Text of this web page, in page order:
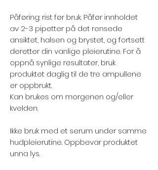
Påføring: rist før bruk. Påfør innholdet
av 2-3 pipetter på det rensede
ansiktet, halsen og brystet, og fortsett
deretter din vanlige pleierutine. For å
oppnå synlige resultater, bruk
produktet daglig til de tre ampullene
er oppbrukt. ⁠
Kan brukes om morgenen og/eller
kvelden. ⁠
Ikke bruk med et serum under samme
hudpleierutine. Oppbevar produktet
unna lys.⁠